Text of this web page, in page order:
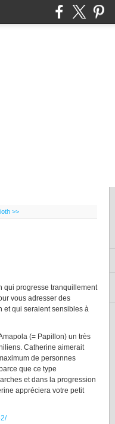
>>
qui progresse tranquillement
vous adresser des
et qui seraient sensibles à
(= Papillon) un très
Catherine aimerait
de personnes
que ce type
et dans la progression
appréciera votre petit